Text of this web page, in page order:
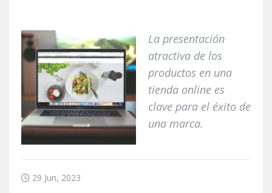
La presentación
atractiva de los
productos en una
tienda online es
clave para el éxito de
una marca.
29 Jun, 2023